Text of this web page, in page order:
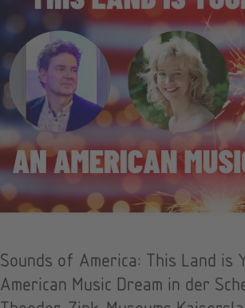
Sounds of America: This Land is
American Music Dream in der